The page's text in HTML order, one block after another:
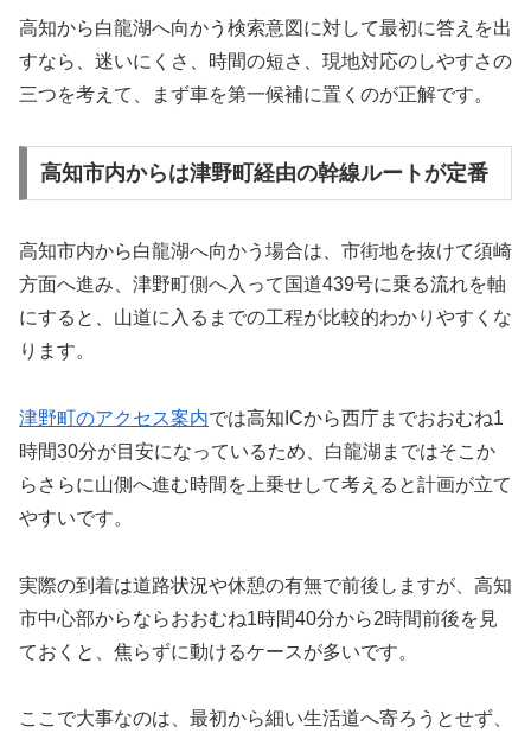
高知から白龍湖へ向かう検索意図に対して最初に答えを出
すなら、迷いにくさ、時間の短さ、現地対応のしやすさの
三つを考えて、まず車を第一候補に置くのが正解です。
高知市内からは津野町経由の幹線ルートが定番
高知市内から白龍湖へ向かう場合は、市街地を抜けて須崎
方面へ進み、津野町側へ入って国道439号に乗る流れを軸
にすると、山道に入るまでの工程が比較的わかりやすくな
ります。
津野町のアクセス案内では高知ICから西庁までおおむね1
時間30分が目安になっているため、白龍湖まではそこか
らさらに山側へ進む時間を上乗せして考えると計画が立て
やすいです。
実際の到着は道路状況や休憩の有無で前後しますが、高知
市中心部からならおおむね1時間40分から2時間前後を見
ておくと、焦らずに動けるケースが多いです。
ここで大事なのは、最初から細い生活道へ寄ろうとせず、